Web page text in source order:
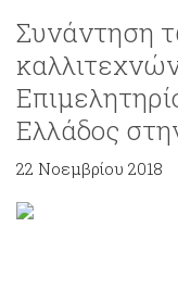
Συνάντηση
Ελλάδος
22 Νοεμβρίου 2018